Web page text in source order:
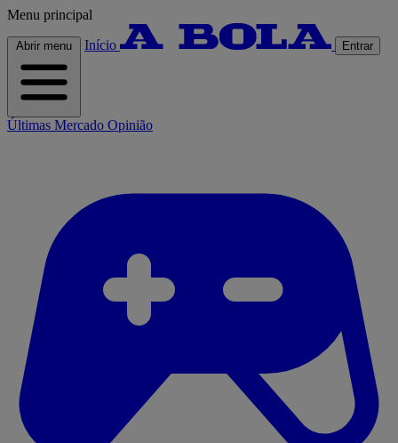
Menu principal
Abrir menu Início Entrar
Últimas Mercado Opinião